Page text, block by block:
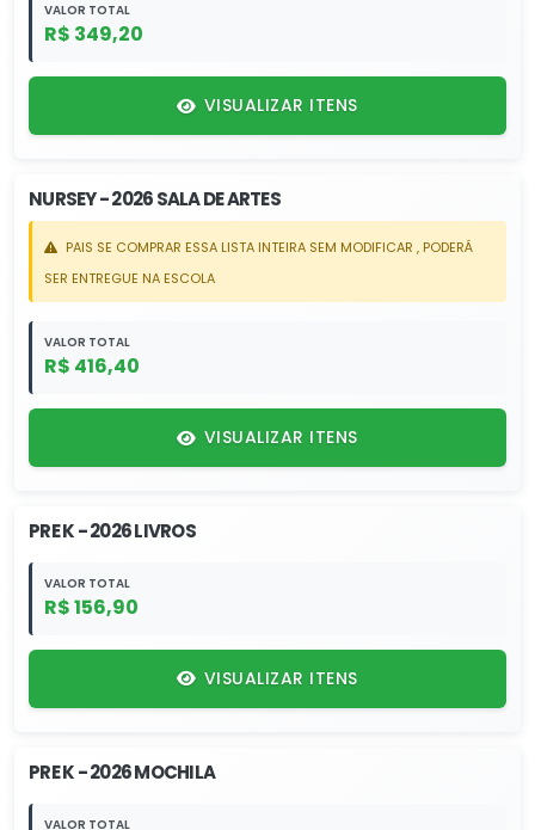
VALOR TOTAL
R$ 349,20
VISUALIZAR ITENS
NURSEY - 2026 SALA DE ARTES
PAIS SE COMPRAR ESSA LISTA INTEIRA SEM MODIFICAR , PODERÁ
SER ENTREGUE NA ESCOLA
VALOR TOTAL
R$ 416,40
VISUALIZAR ITENS
PRE K - 2026 LIVROS
VALOR TOTAL
R$ 156,90
VISUALIZAR ITENS
PRE K - 2026 MOCHILA
VALOR TOTAL